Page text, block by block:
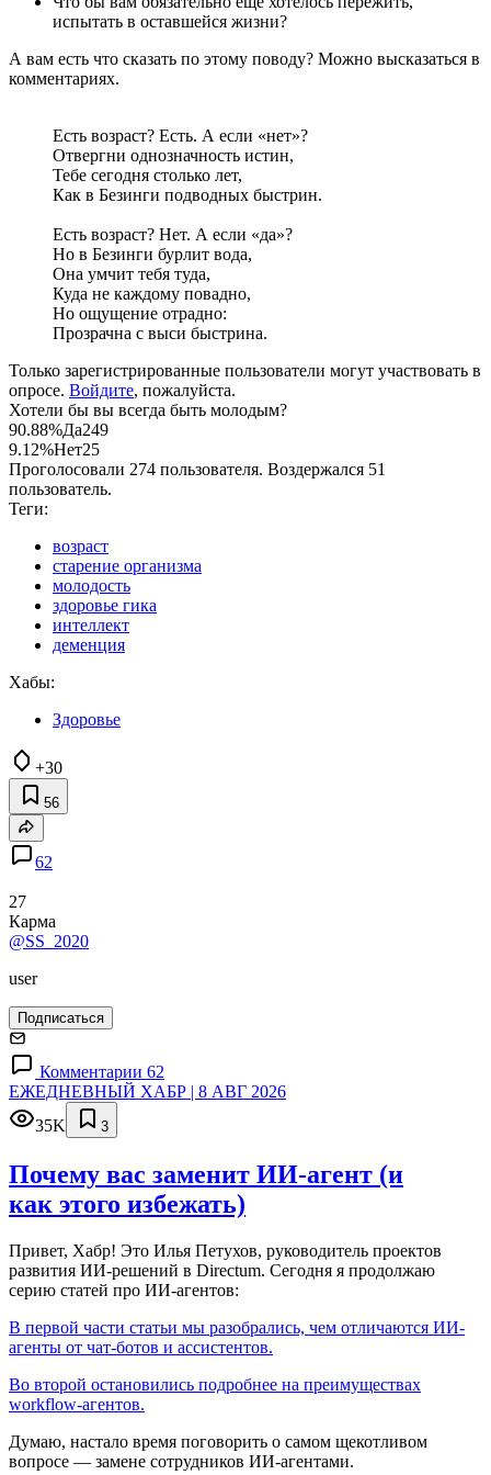
испытать в оставшейся жизни?
А вам есть что сказать по этому поводу? Можно высказаться в
комментариях.
Есть возраст? Есть. А если «нет»?
Отвергни однозначность истин,
Тебе сегодня столько лет,
Как в Безинги подводных быстрин.
Есть возраст? Нет. А если «да»?
Но в Безинги бурлит вода,
Она умчит тебя туда,
Куда не каждому повадно,
Но ощущение отрадно:
Прозрачна с выси быстрина.
Только зарегистрированные пользователи могут участвовать в
опросе. Войдите, пожалуйста.
Хотели бы вы всегда быть молодым?
90.88%Да249
9.12%Нет25
Проголосовали 274 пользователя. Воздержался 51
пользователь.
Теги:
возраст
старение организма
молодость
здоровье гика
интеллект
деменция
Хабы:
Здоровье
+30
56
62
27
Карма
@SS_2020
user
Подписаться
Комментарии 62
ЕЖЕДНЕВНЫЙ ХАБР | 8 АВГ 2026
35K
3
Почему вас заменит ИИ‑агент (и
как этого избежать)
Привет, Хабр! Это Илья Петухов, руководитель проектов
развития ИИ-решений в Directum. Сегодня я продолжаю
серию статей про ИИ-агентов:
В первой части статьи мы разобрались, чем отличаются ИИ-
агенты от чат-ботов и ассистентов.
Во второй остановились подробнее на преимуществах
workflow-агентов.
Думаю, настало время поговорить о самом щекотливом
вопросе — замене сотрудников ИИ-агентами.